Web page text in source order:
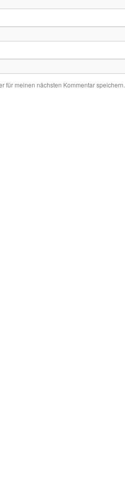
für meinen nächsten Kommentar speichern.